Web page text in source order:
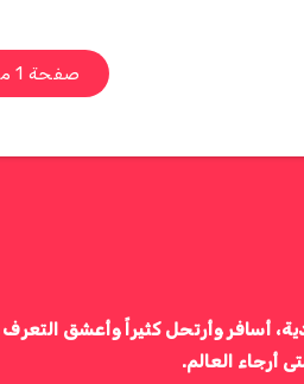
صفحة 1 من 1
أسافر وأرتحل كثيراً وأعشق التعرف
أرجاء العالم.